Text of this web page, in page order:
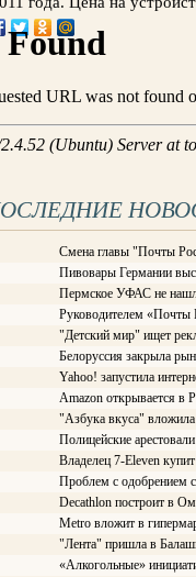
Смена главы "Почты
Пивовары Германии
Пермское УФАС не
Руководителем «Почты
"Детский мир" ищет
Белоруссия закрыла
Yahoo! запустила
Amazon открывается в
"Азбука вкуса"
Полицейские
Владелец 7-Eleven
Проблем с одобрением
Decathlon построит в
Меtrо вложит в
"Лента" пришла в
«Алкогольные»